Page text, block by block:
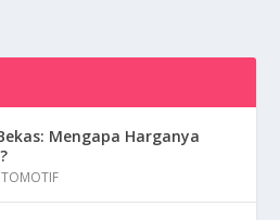
Mengapa Harganya